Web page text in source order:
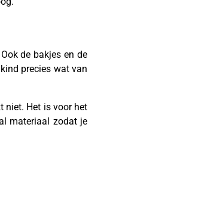
de bakjes en de
precies wat van
niet. Het is voor het
materiaal zodat je